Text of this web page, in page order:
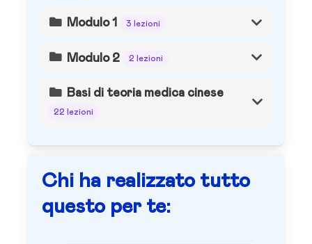
Modulo 1 3 lezioni
Modulo 2 2 lezioni
Basi di teoria medica cinese
22 lezioni
Chi ha realizzato tutto
questo per te: